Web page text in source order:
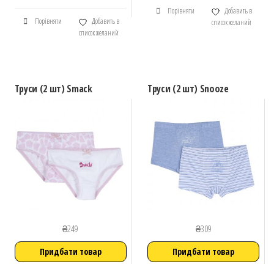
Порівняти
Добавить в
список желаний
Порівняти
Добавить в
список желаний
Труси (2 шт) Smack
₴249
Придбати товар
Труси (2 шт) Snooze
₴309
Придбати товар